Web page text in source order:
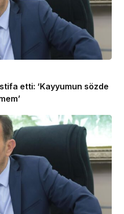
etti: ‘Kayyumun sözde